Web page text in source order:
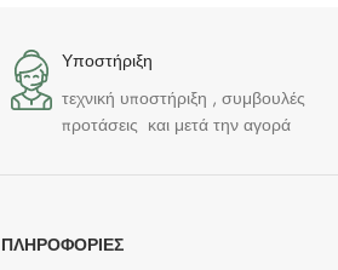
Υποστήριξη
τεχνική υποστήριξη , συμβουλές
προτάσεις και μετά την αγορά
ΠΛΗΡΟΦΟΡΊΕΣ